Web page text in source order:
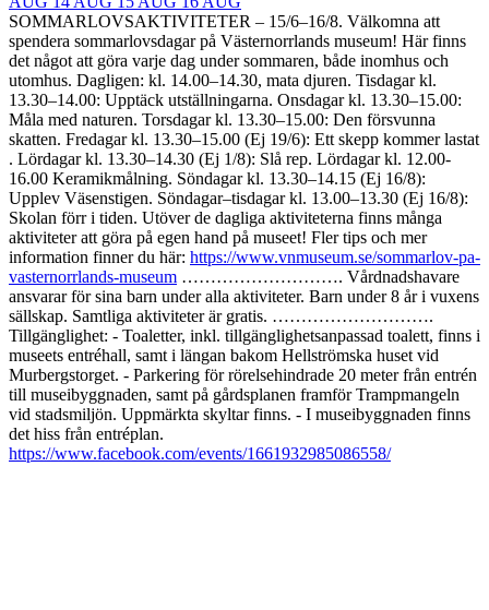
SOMMARLOVSAKTIVITETER – 15/6–16/8. Välkomna att
spendera sommarlovsdagar på Västernorrlands museum! Här finns
det något att göra varje dag under sommaren, både inomhus och
utomhus. Dagligen: kl. 14.00–14.30, mata djuren. Tisdagar kl.
13.30–14.00: Upptäck utställningarna​. Onsdagar kl. 13.30–15.00:
Måla med naturen. Torsdagar kl. 13.30–15.00: Den försvunna
skatten​​. Fredagar kl. 13.30–15.00 (Ej 19/6): Ett skepp kommer lastat​
. Lördagar kl. 13.30–14.30 (Ej 1/8): Slå rep​​. Lördagar kl. 12.00-
16.00 Keramikmålning. Söndagar kl. 13.30–14.15 (Ej 16/8):
Upplev Väsenstigen. Söndagar–tisdagar kl. 13.00–13.30 (Ej 16/8):
Skolan förr i tiden​​. Utöver de dagliga aktiviteterna finns många
aktiviteter att göra på egen hand på museet! Fler tips och mer
information finner du här: https://www.vnmuseum.se/sommarlov-pa-
vasternorrlands-museum ………………………. Vårdnadshavare
ansvarar för sina barn under alla aktiviteter. Barn under 8 år i vuxens
sällskap. Samtliga aktiviteter är gratis. ……………………….
Tillgänglighet: - Toaletter, inkl. tillgänglighetsanpassad toalett, finns i
museets entréhall, samt i längan bakom Hellströmska huset vid
Murbergstorget. - Parkering för rörelsehindrade 20 meter från entrén
till museibyggnaden, samt på gårdsplanen framför Trampmangeln
vid stadsmiljön. Uppmärkta skyltar finns. - I museibyggnaden finns
det hiss från entréplan.
https://www.facebook.com/events/1661932985086558/